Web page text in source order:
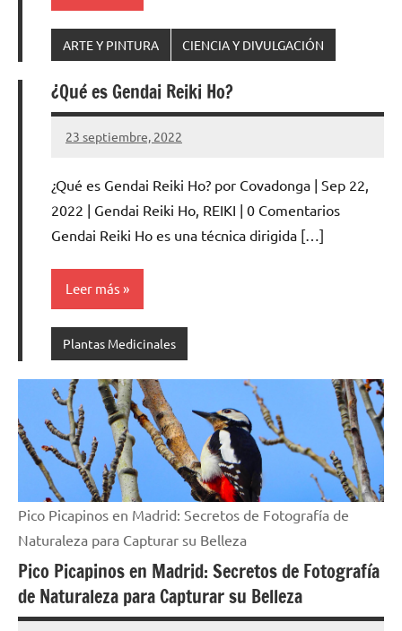
ARTE Y PINTURA CIENCIA Y DIVULGACIÓN
¿Qué es Gendai Reiki Ho?
23 septiembre, 2022
Cuidasdeti
No
comentarios
¿Qué es Gendai Reiki Ho? por Covadonga | Sep 22,
2022 | Gendai Reiki Ho, REIKI | 0 Comentarios
Gendai Reiki Ho es una técnica dirigida […]
Leer más
Plantas Medicinales
Pico Picapinos en Madrid: Secretos de Fotografía de
Naturaleza para Capturar su Belleza
Pico Picapinos en Madrid: Secretos de Fotografía
de Naturaleza para Capturar su Belleza